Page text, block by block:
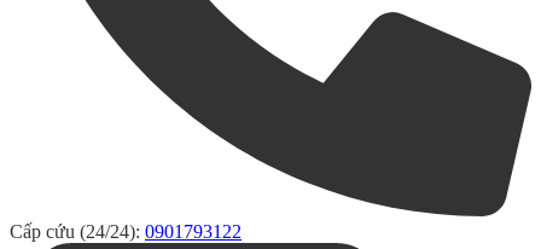
Cấp cứu (24/24): 0901793122